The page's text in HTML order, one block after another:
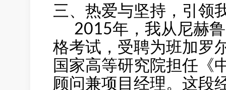
三、热爱与坚持，引领
2015年，我从尼赫鲁
格考试，受聘为班加罗
国家高等研究院担任《
顾问兼项目经理。这段